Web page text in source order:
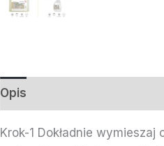
Opis
Krok-1 Dokładnie